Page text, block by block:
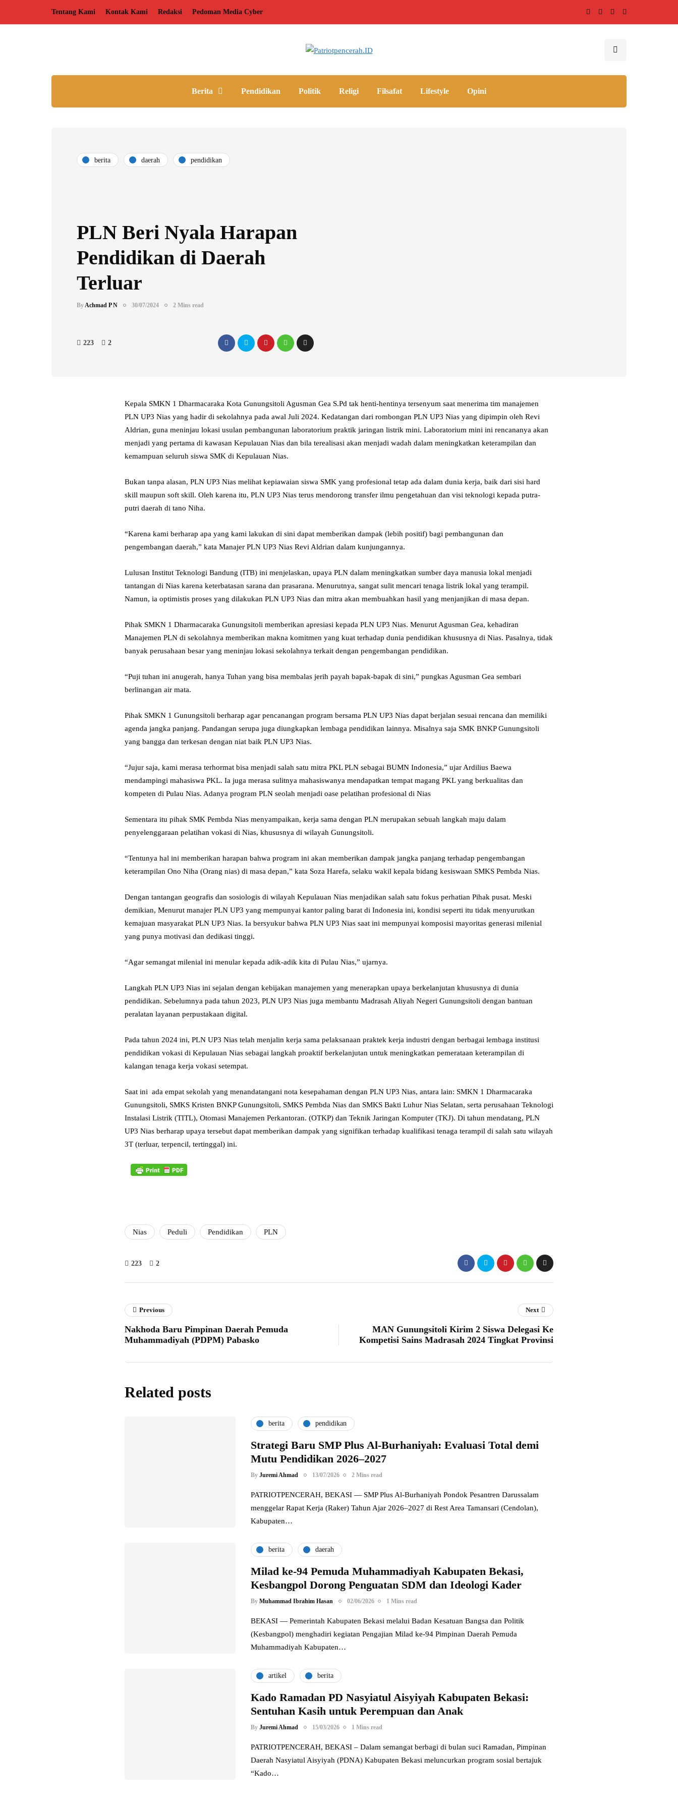
Tentang Kami Kontak Kami Redaksi Pedoman Media Cyber
Berita Pendidikan Politik Religi Filsafat Lifestyle Opini
berita daerah pendidikan
PLN Beri Nyala Harapan
Pendidikan di Daerah
Terluar
ByAchmad P N 30/07/2024 2 Mins read
223 2
Kepala SMKN 1 Dharmacaraka Kota Gunungsitoli Agusman Gea S.Pd tak henti-hentinya tersenyum saat menerima tim manajemen
PLN UP3 Nias yang hadir di sekolahnya pada awal Juli 2024. Kedatangan dari rombongan PLN UP3 Nias yang dipimpin oleh Revi
Aldrian, guna meninjau lokasi usulan pembangunan laboratorium praktik jaringan listrik mini. Laboratorium mini ini rencananya akan
menjadi yang pertama di kawasan Kepulauan Nias dan bila terealisasi akan menjadi wadah dalam meningkatkan keterampilan dan
kemampuan seluruh siswa SMK di Kepulauan Nias.
Bukan tanpa alasan, PLN UP3 Nias melihat kepiawaian siswa SMK yang profesional tetap ada dalam dunia kerja, baik dari sisi hard
skill maupun soft skill. Oleh karena itu, PLN UP3 Nias terus mendorong transfer ilmu pengetahuan dan visi teknologi kepada putra-
putri daerah di tano Niha.
“Karena kami berharap apa yang kami lakukan di sini dapat memberikan dampak (lebih positif) bagi pembangunan dan
pengembangan daerah,” kata Manajer PLN UP3 Nias Revi Aldrian dalam kunjungannya.
Lulusan Institut Teknologi Bandung (ITB) ini menjelaskan, upaya PLN dalam meningkatkan sumber daya manusia lokal menjadi
tantangan di Nias karena keterbatasan sarana dan prasarana. Menurutnya, sangat sulit mencari tenaga listrik lokal yang terampil.
Namun, ia optimistis proses yang dilakukan PLN UP3 Nias dan mitra akan membuahkan hasil yang menjanjikan di masa depan.
Pihak SMKN 1 Dharmacaraka Gunungsitoli memberikan apresiasi kepada PLN UP3 Nias. Menurut Agusman Gea, kehadiran
Manajemen PLN di sekolahnya memberikan makna komitmen yang kuat terhadap dunia pendidikan khususnya di Nias. Pasalnya, tidak
banyak perusahaan besar yang meninjau lokasi sekolahnya terkait dengan pengembangan pendidikan.
“Puji tuhan ini anugerah, hanya Tuhan yang bisa membalas jerih payah bapak-bapak di sini,” pungkas Agusman Gea sembari
berlinangan air mata.
Pihak SMKN 1 Gunungsitoli berharap agar pencanangan program bersama PLN UP3 Nias dapat berjalan sesuai rencana dan memiliki
agenda jangka panjang. Pandangan serupa juga diungkapkan lembaga pendidikan lainnya. Misalnya saja SMK BNKP Gunungsitoli
yang bangga dan terkesan dengan niat baik PLN UP3 Nias.
“Jujur saja, kami merasa terhormat bisa menjadi salah satu mitra PKL PLN sebagai BUMN Indonesia,” ujar Ardilius Baewa
mendampingi mahasiswa PKL. Ia juga merasa sulitnya mahasiswanya mendapatkan tempat magang PKL yang berkualitas dan
kompeten di Pulau Nias. Adanya program PLN seolah menjadi oase pelatihan profesional di Nias
Sementara itu pihak SMK Pembda Nias menyampaikan, kerja sama dengan PLN merupakan sebuah langkah maju dalam
penyelenggaraan pelatihan vokasi di Nias, khususnya di wilayah Gunungsitoli.
“Tentunya hal ini memberikan harapan bahwa program ini akan memberikan dampak jangka panjang terhadap pengembangan
keterampilan Ono Niha (Orang nias) di masa depan,” kata Soza Harefa, selaku wakil kepala bidang kesiswaan SMKS Pembda Nias.
Dengan tantangan geografis dan sosiologis di wilayah Kepulauan Nias menjadikan salah satu fokus perhatian Pihak pusat. Meski
demikian, Menurut manajer PLN UP3 yang mempunyai kantor paling barat di Indonesia ini, kondisi seperti itu tidak menyurutkan
kemajuan masyarakat PLN UP3 Nias. Ia bersyukur bahwa PLN UP3 Nias saat ini mempunyai komposisi mayoritas generasi milenial
yang punya motivasi dan dedikasi tinggi.
“Agar semangat milenial ini menular kepada adik-adik kita di Pulau Nias,” ujarnya.
Langkah PLN UP3 Nias ini sejalan dengan kebijakan manajemen yang menerapkan upaya berkelanjutan khususnya di dunia
pendidikan. Sebelumnya pada tahun 2023, PLN UP3 Nias juga membantu Madrasah Aliyah Negeri Gunungsitoli dengan bantuan
peralatan layanan perpustakaan digital.
Pada tahun 2024 ini, PLN UP3 Nias telah menjalin kerja sama pelaksanaan praktek kerja industri dengan berbagai lembaga institusi
pendidikan vokasi di Kepulauan Nias sebagai langkah proaktif berkelanjutan untuk meningkatkan pemerataan keterampilan di
kalangan tenaga kerja vokasi setempat.
Saat ini ada empat sekolah yang menandatangani nota kesepahaman dengan PLN UP3 Nias, antara lain: SMKN 1 Dharmacaraka
Gunungsitoli, SMKS Kristen BNKP Gunungsitoli, SMKS Pembda Nias dan SMKS Bakti Luhur Nias Selatan, serta perusahaan Teknologi
Instalasi Listrik (TITL), Otomasi Manajemen Perkantoran. (OTKP) dan Teknik Jaringan Komputer (TKJ). Di tahun mendatang, PLN
UP3 Nias berharap upaya tersebut dapat memberikan dampak yang signifikan terhadap kualifikasi tenaga terampil di salah satu wilayah
3T (terluar, terpencil, tertinggal) ini.
Nias Peduli Pendidikan PLN
223 2
Previous
Nakhoda Baru Pimpinan Daerah Pemuda
Muhammadiyah (PDPM) Pabasko
Next
MAN Gunungsitoli Kirim 2 Siswa Delegasi Ke
Kompetisi Sains Madrasah 2024 Tingkat Provinsi
Related posts
berita pendidikan
Strategi Baru SMP Plus Al-Burhaniyah: Evaluasi Total demi
Mutu Pendidikan 2026–2027
By Juremi Ahmad 13/07/2026 2 Mins read
PATRIOTPENCERAH, BEKASI — SMP Plus Al-Burhaniyah Pondok Pesantren Darussalam
menggelar Rapat Kerja (Raker) Tahun Ajar 2026–2027 di Rest Area Tamansari (Cendolan),
Kabupaten…
berita daerah
Milad ke-94 Pemuda Muhammadiyah Kabupaten Bekasi,
Kesbangpol Dorong Penguatan SDM dan Ideologi Kader
By Muhammad Ibrahim Hasan 02/06/2026 1 Mins read
BEKASI — Pemerintah Kabupaten Bekasi melalui Badan Kesatuan Bangsa dan Politik
(Kesbangpol) menghadiri kegiatan Pengajian Milad ke-94 Pimpinan Daerah Pemuda
Muhammadiyah Kabupaten…
artikel berita
Kado Ramadan PD Nasyiatul Aisyiyah Kabupaten Bekasi:
Sentuhan Kasih untuk Perempuan dan Anak
By Juremi Ahmad 15/03/2026 1 Mins read
PATRIOTPENCERAH, BEKASI – Dalam semangat berbagi di bulan suci Ramadan, Pimpinan
Daerah Nasyiatul Aisyiyah (PDNA) Kabupaten Bekasi meluncurkan program sosial bertajuk
“Kado…